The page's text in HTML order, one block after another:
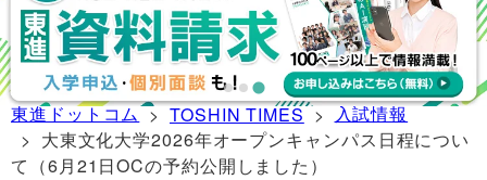
東進ドットコム>TOSHIN TIMES> 入試情報
> 大東文化大学2026年オープンキャンパス日程につい
て（6月21日OCの予約公開しました）